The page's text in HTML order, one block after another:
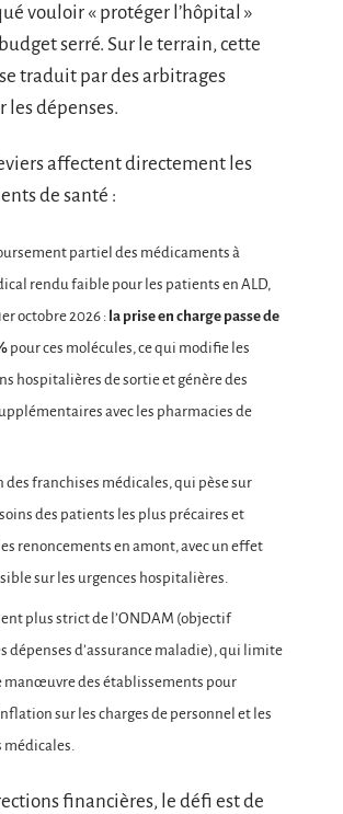
vouloir « protéger l’hôpital »
serré. Sur le terrain, cette
traduit par des arbitrages
les dépenses.
affectent directement les
de santé :
partiel des médicaments à
rendu faible pour les patients en ALD,
octobre 2026 : la prise en charge passe de
pour ces molécules, ce qui modifie les
hospitalières de sortie et génère des
avec les pharmacies de
des franchises médicales, qui pèse sur
soins des patients les plus précaires et
renoncements en amont, avec un effet
sur les urgences hospitalières.
plus strict de l’ONDAM (objectif
dépenses d’assurance maladie), qui limite
manœuvre des établissements pour
sur les charges de personnel et les
financières, le défi est de